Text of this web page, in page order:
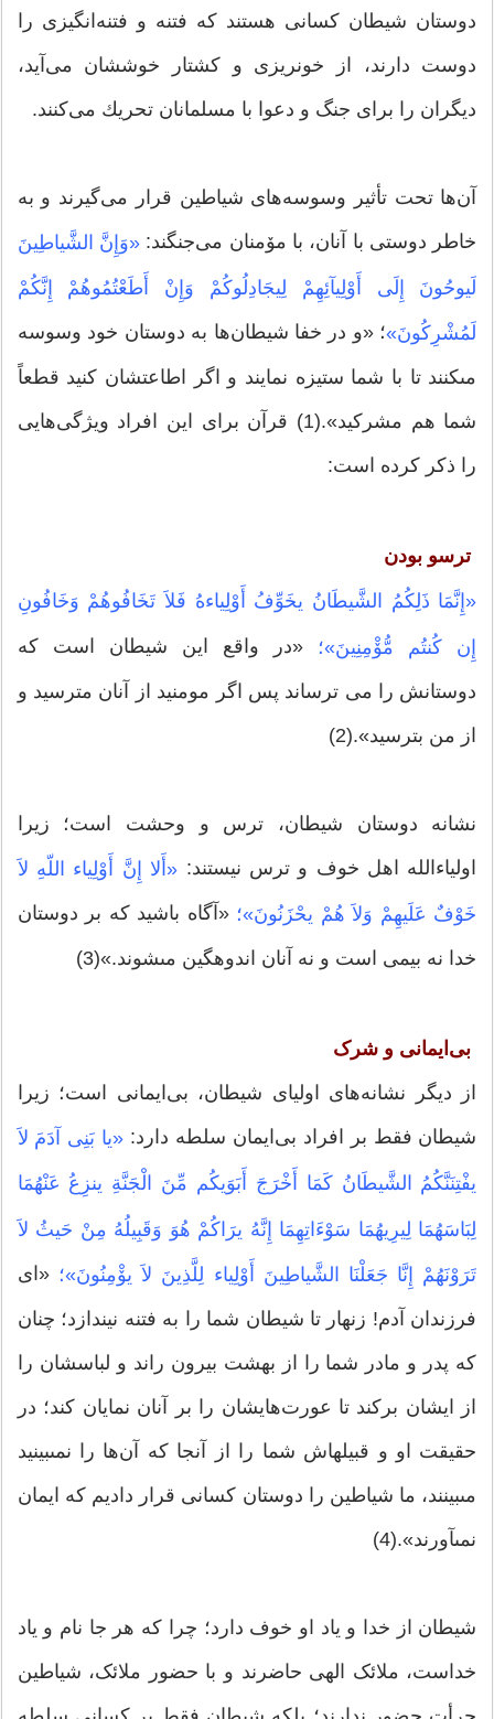
دوستان شیطان كسانی هستند كه فتنه و فتنه‌انگیزی را
دوست دارند، از خونریزی و كشتار خوششان می‌آید،
دیگران را برای جنگ و دعوا با مسلمانان تحریك می‌كنند.
آن‌ها تحت تأثیر وسوسه‌های شیاطین قرار می‌گیرند و به
خاطر دوستی با آنان، با مۆمنان می‌جنگند:«وَإِنَّ الشَّیاطِینَ
لَیوحُونَ إِلَى أَوْلِیآئِهِمْ لِیجَادِلُوكُمْ وَإِنْ أَطَعْتُمُوهُمْ إِنَّكُمْ
لَمُشْرِكُونَ»؛ «و در خفا ‏شیطان‌ها به دوستان خود وسوسه
مى‏كنند تا با شما ستیزه نمایند و اگر اطاعتشان كنید قطعاً
شما هم مشركید».(1) قرآن برای این افراد ویژگی‌هایی
را ذکر کرده است:
ترسو بودن
«إِنَّمَا ذَلِكُمُ الشَّیطَانُ یخَوِّفُ أَوْلِیاءهُ فَلاَ تَخَافُوهُمْ وَخَافُونِ
إِن كُنتُم مُّۆْمِنِینَ»؛ «در واقع این شیطان است كه
دوستانش را مى ‏ترساند پس اگر مومنید از آنان مترسید و
از من بترسید».(2)
نشانه دوستان شیطان، ترس و وحشت است؛ زیرا
اولیاءالله اهل خوف و ترس نیستند: «أَلا إِنَّ أَوْلِیاء اللّهِ لاَ
خَوْفٌ عَلَیهِمْ وَلاَ هُمْ یحْزَنُونَ»؛ «آگاه باشید كه بر دوستان
خدا نه بیمى است و نه آنان اندوهگین مى‏شوند.»(3)
بی‌ایمانی و شرک
از دیگر نشانه‌های اولیای شیطان، بی‌ایمانی است؛ زیرا
شیطان فقط بر افراد بی‌ایمان سلطه دارد: «یا بَنِی آدَمَ لاَ
یفْتِنَنَّكُمُ الشَّیطَانُ كَمَا أَخْرَجَ أَبَوَیكُم مِّنَ الْجَنَّةِ ینزِعُ عَنْهُمَا
لِبَاسَهُمَا لِیرِیهُمَا سَوْءَاتِهِمَا إِنَّهُ یرَاكُمْ هُوَ وَقَبِیلُهُ مِنْ حَیثُ لاَ
تَرَوْنَهُمْ إِنَّا جَعَلْنَا الشَّیاطِینَ أَوْلِیاء لِلَّذِینَ لاَ یۆْمِنُونَ»؛«اى
فرزندان آدم! زنهار تا شیطان شما را به فتنه نیندازد؛ چنان
كه پدر و مادر شما را از بهشت بیرون راند و لباسشان را
از ایشان بركند تا عورت‌هایشان را بر آنان نمایان كند؛ در
حقیقت او و قبیله‏اش شما را از آنجا كه آن‌ها را نمى‏بینید
مى‏بینند، ما شیاطین را دوستان كسانى قرار دادیم كه ایمان
نمى‏آورند».(4)
شیطان از خدا و یاد او خوف دارد؛ چرا که هر جا نام و یاد
خداست، ملائک الهی حاضرند و با حضور ملائک، شیاطین